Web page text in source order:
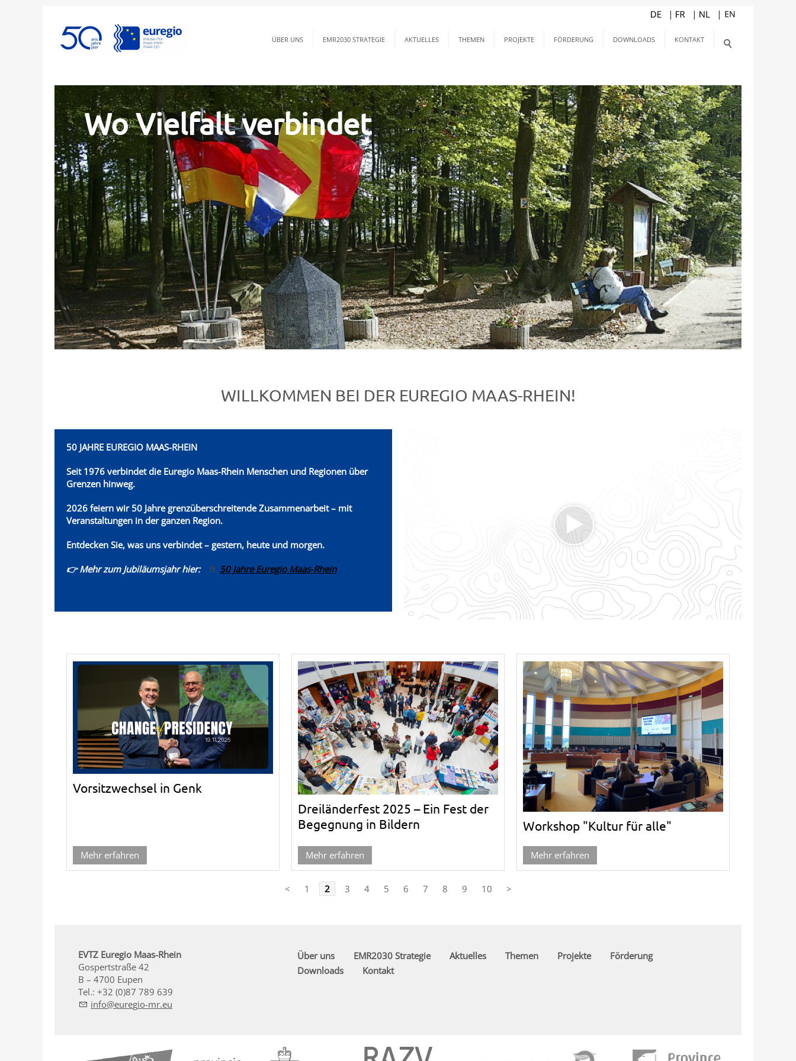
ÜBER UNS EMR2030 STRATEGIE AKTUELLES THEMEN PROJEKTE FÖRDERUNG DOWNLOADS KONTAKT
Wo Vielfalt verbindet
WILLKOMMEN BEI DER EUREGIO MAAS-RHEIN!
50 JAHRE EUREGIO MAAS-RHEIN
Seit 1976 verbindet die Euregio Maas-Rhein Menschen und Regionen über
Grenzen hinweg.
2026 feiern wir 50 Jahre grenzüberschreitende Zusammenarbeit – mit
Veranstaltungen in der ganzen Region.
Entdecken Sie, was uns verbindet – gestern, heute und morgen.
👉 Mehr zum Jubiläumsjahr hier: 50 Jahre Euregio Maas-Rhein
Vorsitzwechsel in Genk
Mehr erfahren
Dreiländerfest 2025 – Ein Fest der
Begegnung in Bildern
Mehr erfahren
Workshop "Kultur für alle"
Mehr erfahren
< 1 2 3 4 5 6 7 8 9 10 >
EVTZ Euregio Maas-Rhein
Gospertstraße 42
B – 4700 Eupen
Tel.: +32 (0)87 789 639
nf
r g -mr
Über uns EMR2030 Strategie Aktuelles Themen Projekte
Förderung
Downloads
Kontakt